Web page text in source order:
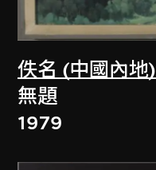
佚名 (中國內地)
無題
1979